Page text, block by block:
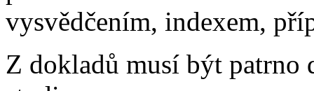
vysvědčením, indexem,
Z dokladů musí být patrno